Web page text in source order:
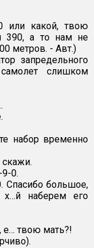
или какой, твою
390, а то нам не
метров. - Авт.)
запредельного
слишком
набор временно
скажи.
0.
Спасибо большое,
наберем его
е… твою мать?!